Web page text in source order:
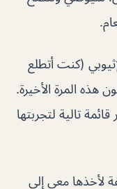
(كنت أتطلع
هذه المرة الأخيرة.
تالية لتجربتها
لأخذها معي إلى